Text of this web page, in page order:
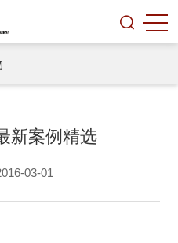
新案例精选
03-01